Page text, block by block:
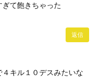
て飽きちゃった
返信
キル１０デスみたいな